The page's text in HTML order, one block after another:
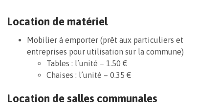
Location de matériel
Mobilier à emporter (prêt aux particuliers et
entreprises pour utilisation sur la commune)
Tables : l’unité – 1.50 €
Chaises : l’unité – 0.35 €
Location de salles communales